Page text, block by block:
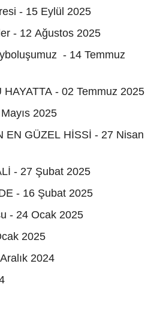
- 15 Eylül 2025
- 12 Ağustos 2025
- 14 Temmuz
- 02 Temmuz 2025
Mayıs 2025
EN GÜZEL HİSSİ - 27 Nisan
- 27 Şubat 2025
- 16 Şubat 2025
- 24 Ocak 2025
2025
2024